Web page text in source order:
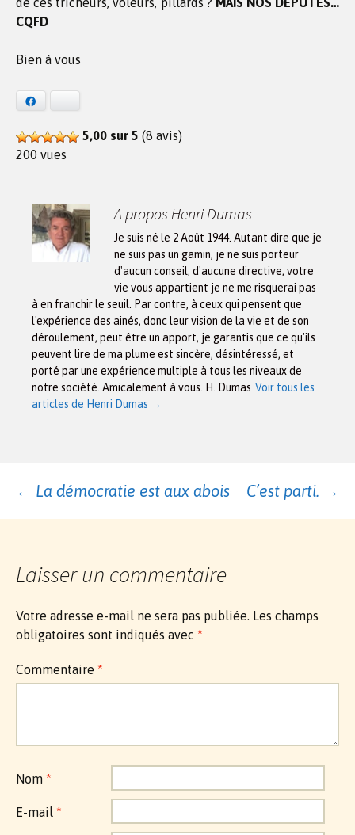
CQFD
Bien à vous
5,00 sur 5 (8 avis)
200 vues
A propos Henri Dumas
Je suis né le 2 Août 1944. Autant dire que je
ne suis pas un gamin, je ne suis porteur
d'aucun conseil, d'aucune directive, votre
vie vous appartient je ne me risquerai pas
à en franchir le seuil. Par contre, à ceux qui pensent que
l'expérience des ainés, donc leur vision de la vie et de son
déroulement, peut être un apport, je garantis que ce qu'ils
peuvent lire de ma plume est sincère, désintéressé, et
porté par une expérience multiple à tous les niveaux de
notre société. Amicalement à vous. H. Dumas Voir tous les
articles de Henri Dumas →
Navigation
articles
← La démocratie est aux abois C’est parti. →
Laisser un commentaire
Votre adresse e-mail ne sera pas publiée. Les champs
obligatoires sont indiqués avec *
Commentaire *
Nom *
E-mail *